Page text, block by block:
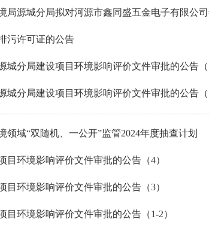
局源城分局拟对河源市鑫同盛五金电子有限公司
污许可证的公告
城分局建设项目环境影响评价文件审批的公告（
城分局建设项目环境影响评价文件审批的公告（
领域“双随机、一公开”监管2024年度抽查计划
目环境影响评价文件审批的公告（4）
目环境影响评价文件审批的公告（3）
目环境影响评价文件审批的公告（1-2）